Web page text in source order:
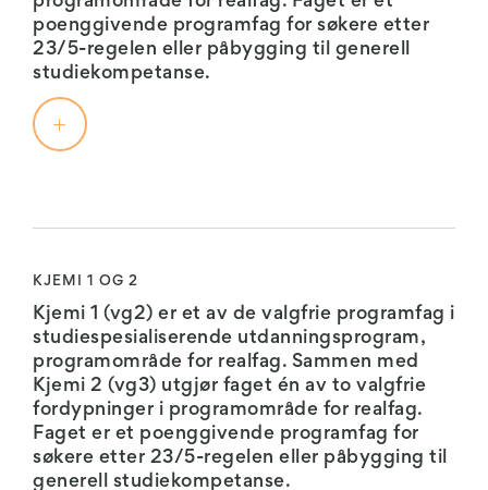
for
realfag.
Faget
er
et
poenggivende
regelen
eller
påbygging
til
generell
studiekompetanse.
Biologi
og
kvalitativ
gjennom
eksperimenter
som
resulterer
kan
på
mange
måter
omtale
fysikk
som
“anvendt
poenggivende programfag for søkere etter
23/5-regelen eller påbygging til generell
studiekompetanse.
1:
1
vil
du
få
et
innblikk
i
hvordan
KJEMI 1 OG 2
Kjemi 1 (vg2) er et av de valgfrie programfag i
studiespesialiserende utdanningsprogram,
programområde for realfag. Sammen med
Kjemi 2 (vg3) utgjør faget én av to valgfrie
fordypninger i programområde for realfag.
Faget er et poenggivende programfag for
søkere etter 23/5-regelen eller påbygging til
generell studiekompetanse.